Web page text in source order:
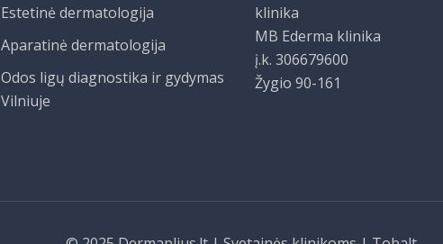
Estetinė dermatologija
Aparatinė dermatologija
Odos ligų diagnostika ir gydymas
Vilniuje
klinika
MB Ederma klinika
į.k. 306679600
Žygio 90-161